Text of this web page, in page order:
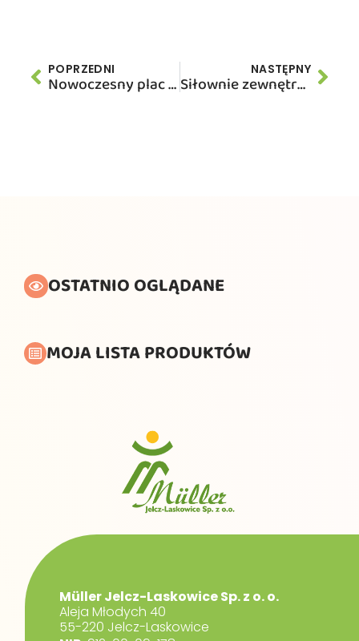
POPRZEDNI
Nowoczesny plac zabaw pełen Wspinaczkowych Przygód
NASTĘPNY
Siłownie zewnętrzne – Outdoor fitness w programie Polak Potrafi
OSTATNIO OGLĄDANE
MOJA LISTA PRODUKTÓW
Müller Jelcz-Laskowice Sp. z o. o.
Aleja Młodych 40
55-220 Jelcz-Laskowice